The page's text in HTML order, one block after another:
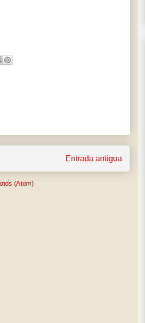
Entrada antigua
(Atom)